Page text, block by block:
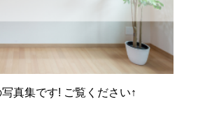
真集です! ご覧ください↑